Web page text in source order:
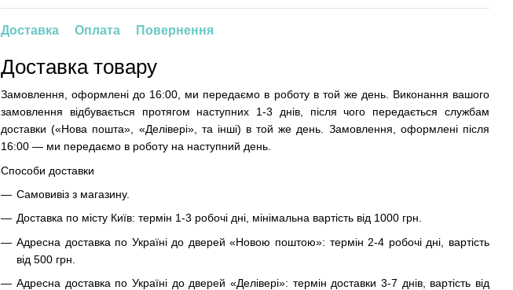
Доставка Оплата Повернення
Доставка товару
Замовлення, оформлені до 16:00, ми передаємо в роботу в той же день. Виконання вашого
замовлення відбувається протягом наступних 1-3 днів, після чого передається службам
доставки («Нова пошта», «Делівері», та інші) в той же день. Замовлення, оформлені після
16:00 — ми передаємо в роботу на наступний день.
Способи доставки
Самовивіз з магазину.
Доставка по місту Київ: термін 1-3 робочі дні, мінімальна вартість від 1000 грн.
Адресна доставка по Україні до дверей «Новою поштою»: термін 2-4 робочі дні, вартість
від 500 грн.
Адресна доставка по Україні до дверей «Делівері»: термін доставки 3-7 днів, вартість від